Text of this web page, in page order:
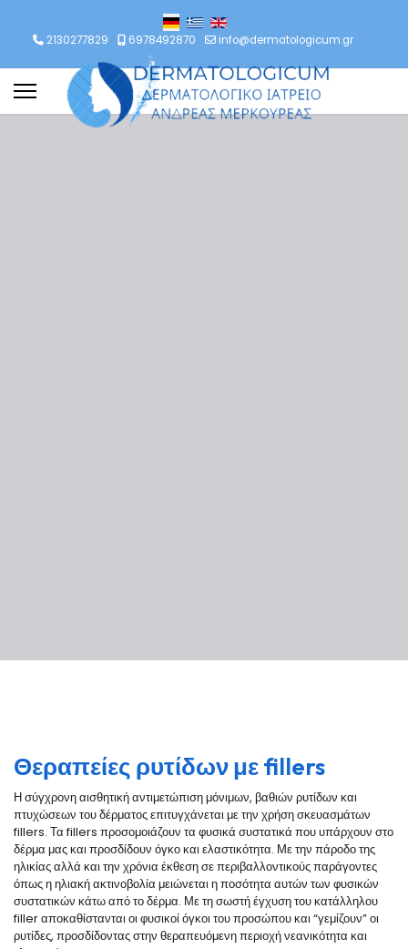
2130277829 6978492870 info@dermatologicum.gr
Θεραπείες ρυτίδων με fillers
Η σύγχρονη αισθητική αντιμετώπιση μόνιμων, βαθιών ρυτίδων και
πτυχώσεων του δέρματος επιτυγχάνεται με την χρήση σκευασμάτων
fillers. Τα fillers προσομοιάζουν τα φυσικά συστατικά που υπάρχουν στο
δέρμα μας και προσδίδουν όγκο και ελαστικότητα. Με την πάροδο της
ηλικίας αλλά και την χρόνια έκθεση σε περιβαλλοντικούς παράγοντες
όπως η ηλιακή ακτινοβολία μειώνεται η ποσότητα αυτών των φυσικών
συστατικών κάτω από το δέρμα. Με τη σωστή έγχυση του κατάλληλου
filler αποκαθίστανται οι φυσικοί όγκοι του προσώπου και “γεμίζουν” οι
ρυτίδες, προσδίδοντας στην θεραπευόμενη περιοχή νεανικότητα και